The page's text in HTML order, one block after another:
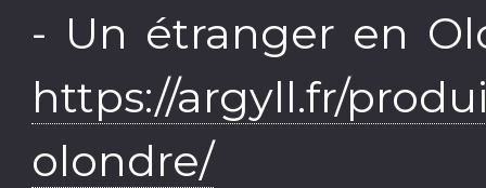
- Un étranger en
https://argyll.fr/
olondre/